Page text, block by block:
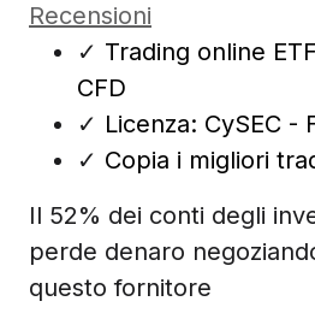
Recensioni
✓ Trading online
CFD
✓ Licenza: CySEC -
✓ Copia i migliori
Il 52% dei conti degli
perde denaro
questo fornitore